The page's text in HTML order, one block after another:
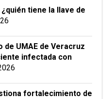
tiene la llave de
de UMAE de Veracruz
infectada con
fortalecimiento de